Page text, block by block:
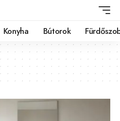
Konyha Bútorok